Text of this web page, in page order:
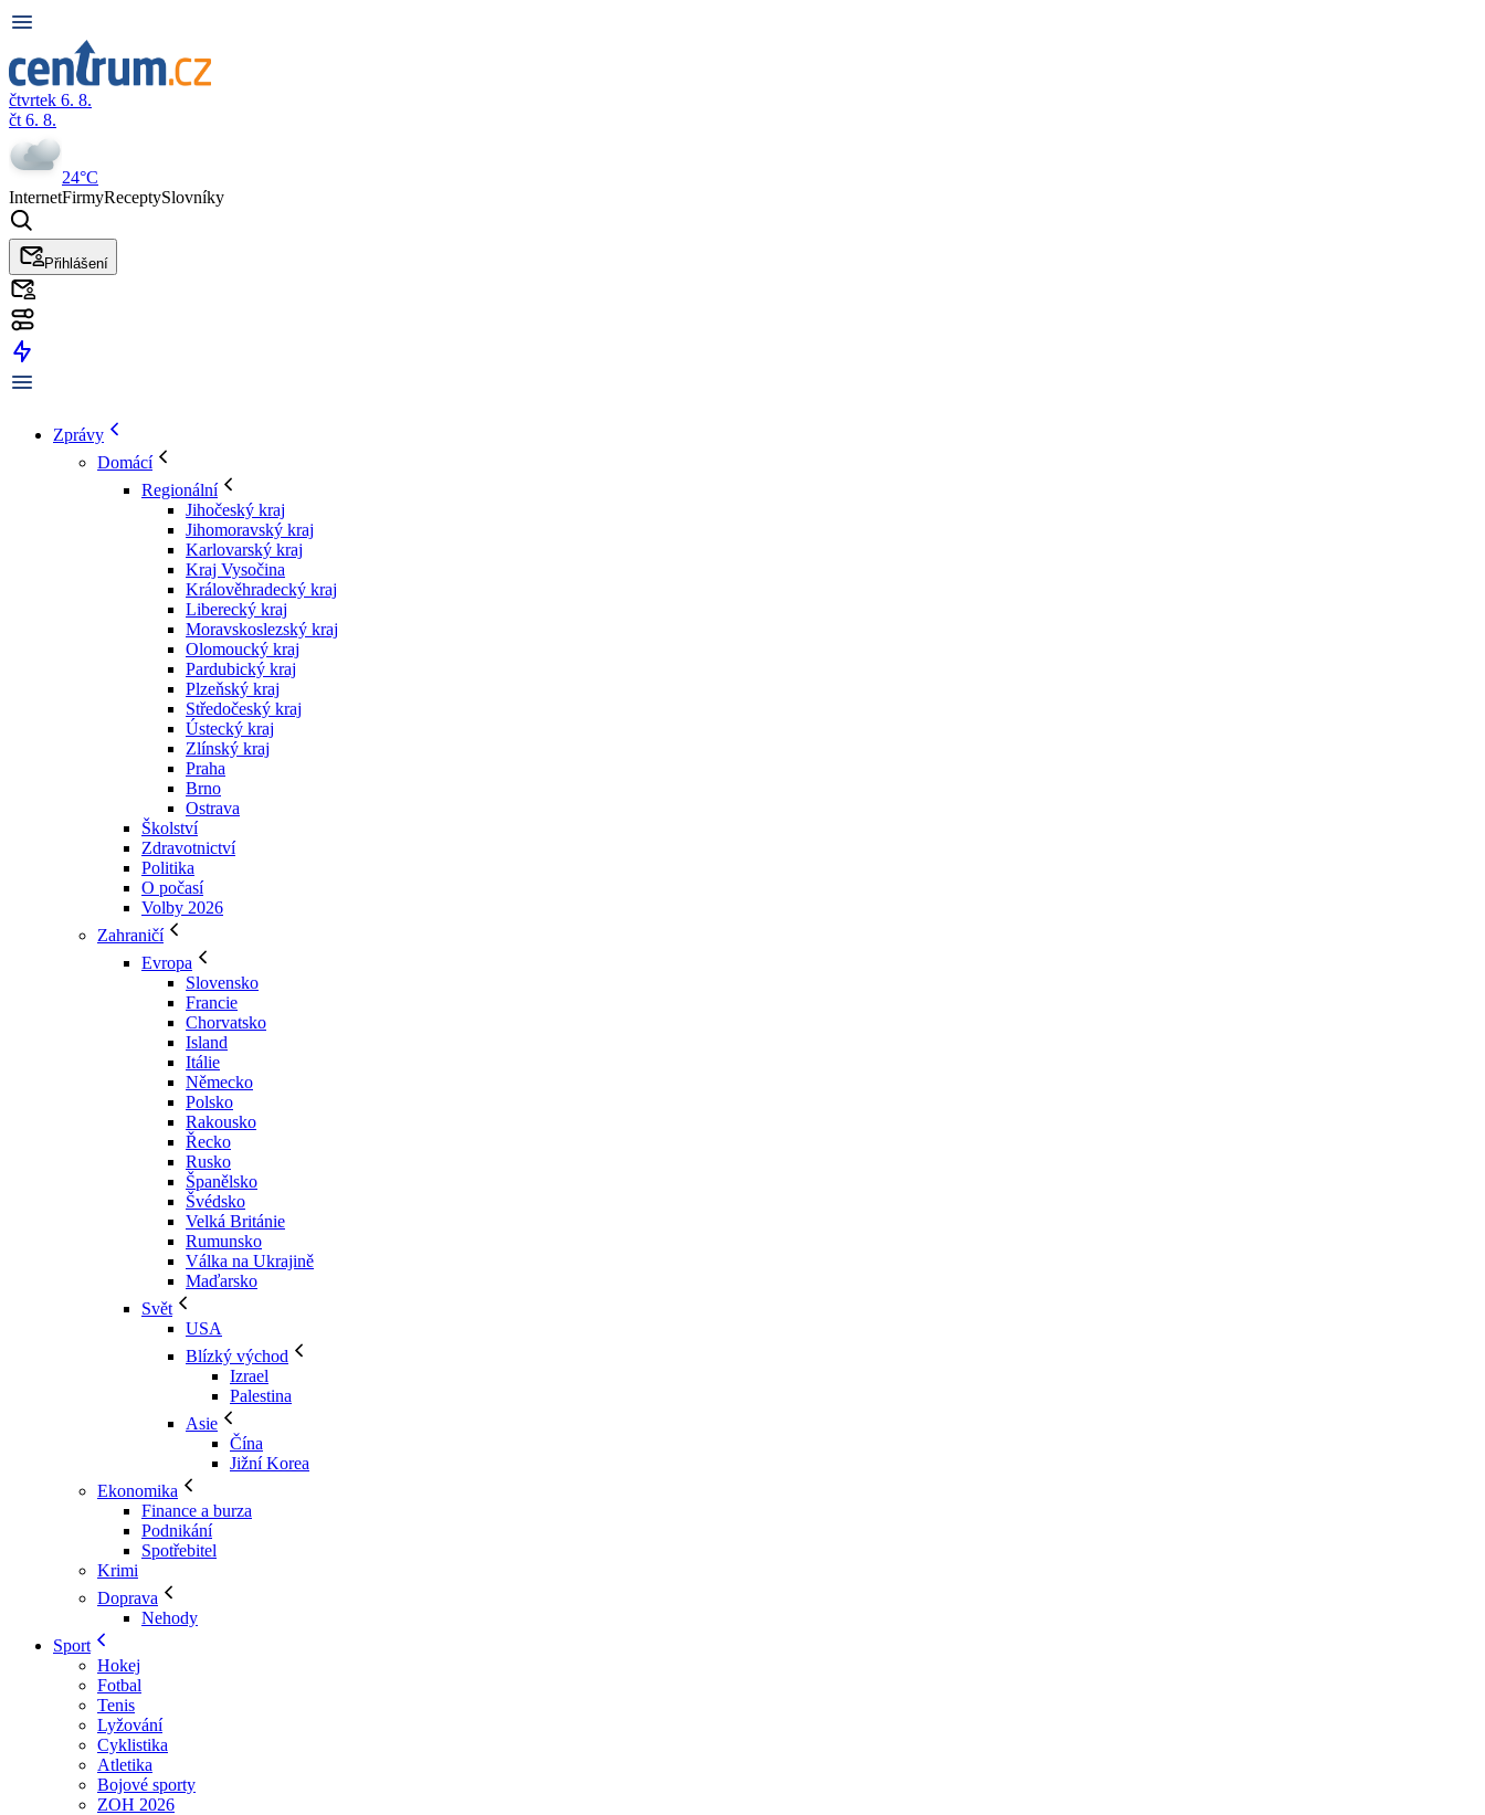
čtvrtek 6. 8.
čt 6. 8.
24°C
InternetFirmyReceptySlovníky
Přihlášení
Zprávy
Domácí
Regionální
Jihočeský kraj
Jihomoravský kraj
Karlovarský kraj
Kraj Vysočina
Králověhradecký kraj
Liberecký kraj
Moravskoslezský kraj
Olomoucký kraj
Pardubický kraj
Plzeňský kraj
Středočeský kraj
Ústecký kraj
Zlínský kraj
Praha
Brno
Ostrava
Školství
Zdravotnictví
Politika
O počasí
Volby 2026
Zahraničí
Evropa
Slovensko
Francie
Chorvatsko
Island
Itálie
Německo
Polsko
Rakousko
Řecko
Rusko
Španělsko
Švédsko
Velká Británie
Rumunsko
Válka na Ukrajině
Maďarsko
Svět
USA
Blízký východ
Izrael
Palestina
Asie
Čína
Jižní Korea
Ekonomika
Finance a burza
Podnikání
Spotřebitel
Krimi
Doprava
Nehody
Sport
Hokej
Fotbal
Tenis
Lyžování
Cyklistika
Atletika
Bojové sporty
ZOH 2026